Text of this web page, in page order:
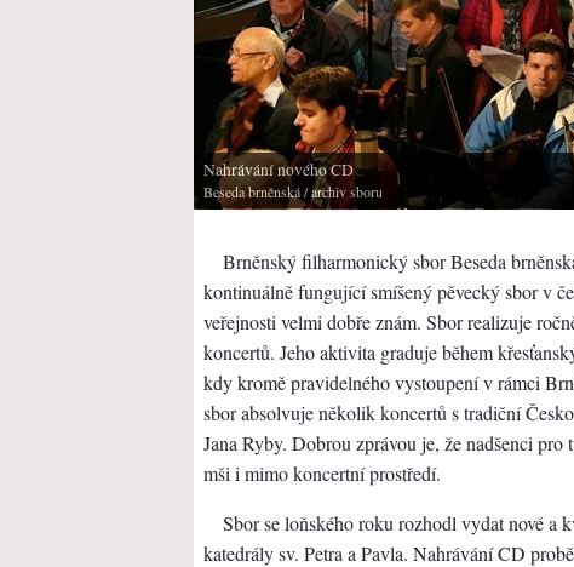
Nahrávání nového CD
Beseda brněnská/ archiv sboru
Brněnský filharmonický sbor Beseda
kontinuálně fungující smíšený pěvecký sbor v
veřejnosti velmi dobře znám. Sbor realizuje
koncertů. Jeho aktivita graduje během
kdy kromě pravidelného vystoupení v rámci
sbor absolvuje několik koncertů s tradiční
Jana Ryby. Dobrou zprávou je, že nadšenci
mši i mimo koncertní prostředí.
Sbor se loňského roku rozhodl vydat nové a
katedrály sv. Petra a Pavla. Nahrávání CD